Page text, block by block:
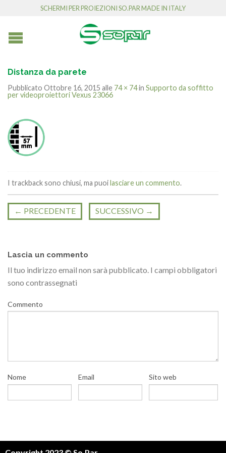
SCHERMI PER PROIEZIONI SO.PAR MADE IN ITALY
Distanza da parete
Pubblicato Ottobre 16, 2015 alle 74 × 74in Supporto da soffitto
per videoproiettori Vexus 23066
I trackback sono chiusi, ma puoilasciare un commento.
← PRECEDENTE SUCCESSIVO →
Lascia un commento
Il tuo indirizzo email non sarà pubblicato. I campi obbligatori
sono contrassegnati
Commento
Nome Email Sito web